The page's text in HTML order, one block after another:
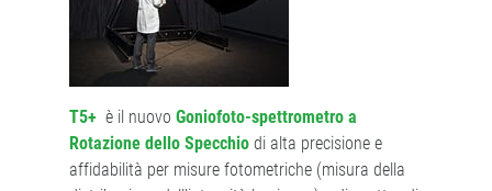
T5+ è il nuovo Goniofoto-spettrometro a
Rotazione dello Specchio di alta precisione e
affidabilità per misure fotometriche (misura della